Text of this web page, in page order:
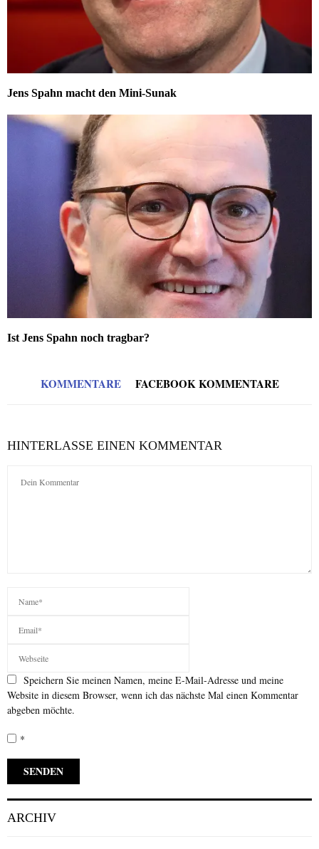
Jens Spahn macht den Mini-Sunak
Ist Jens Spahn noch tragbar?
KOMMENTARE FACEBOOK KOMMENTARE
HINTERLASSE EINEN KOMMENTAR
Speichern Sie meinen Namen, meine E-Mail-Adresse und meine
Website in diesem Browser, wenn ich das nächste Mal einen Kommentar
abgeben möchte.
*
ARCHIV